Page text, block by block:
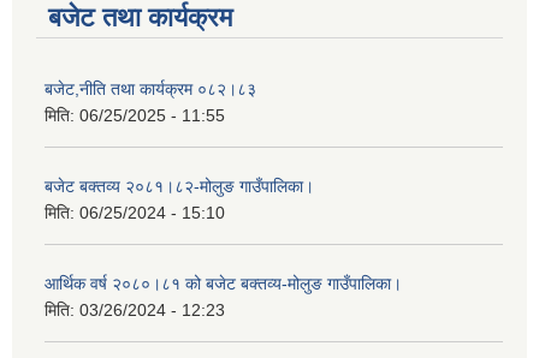
बजेट तथा कार्यक्रम
बजेट,नीति तथा कार्यक्रम ०८२।८३
मिति: 06/25/2025 - 11:55
बजेट बक्तव्य २०८१।८२-मोलुङ गाउँपालिका।
मिति: 06/25/2024 - 15:10
आर्थिक वर्ष २०८०।८१ को बजेट बक्तव्य-मोलुङ गाउँपालिका।
मिति: 03/26/2024 - 12:23